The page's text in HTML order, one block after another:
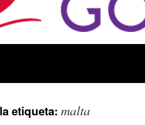
etiqueta: malta